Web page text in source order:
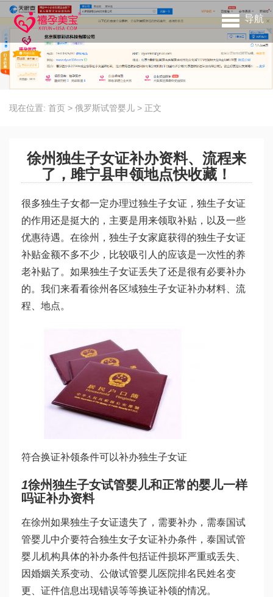
导航
现在位置: 首页 > 俄罗斯试管婴儿 > 正文
徐州独生子女证补办资料、流程来
了，雎宁县申领地点快收藏！
很多独生子女都一定办理过独生子女证，独生子女证
的作用还是挺大的，主要是用来领取补贴，以及一些
优惠待遇。在徐州，独生子女家庭获得的独生子女证
补贴金额不多不少，比较吸引人的应该是一次性的养
老补贴了。如果独生子女证丢失了还是很有必要补办
的。我们来看看徐州各区域独生子女证补办材料、流
程、地点。
符合换证补领条件可以补办独生子女证
1徐州独生子女试管婴儿和正常的婴儿一样
吗证补办资料
在徐州如果独生子女证遗失了，需要补办，需泰国试
管婴儿中介要符合独生女子女证补办条件， 泰国试管
婴儿机构具体的补办条件包括证件损坏严重或丢失、
因婚姻关系变动、公做试管婴儿医院排名 民姓名变
更、证件信息出现错误等等换证补领的情况。